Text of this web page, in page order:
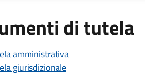
di tutela
amministrativa
giurisdizionale